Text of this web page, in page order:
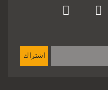
اشتراك